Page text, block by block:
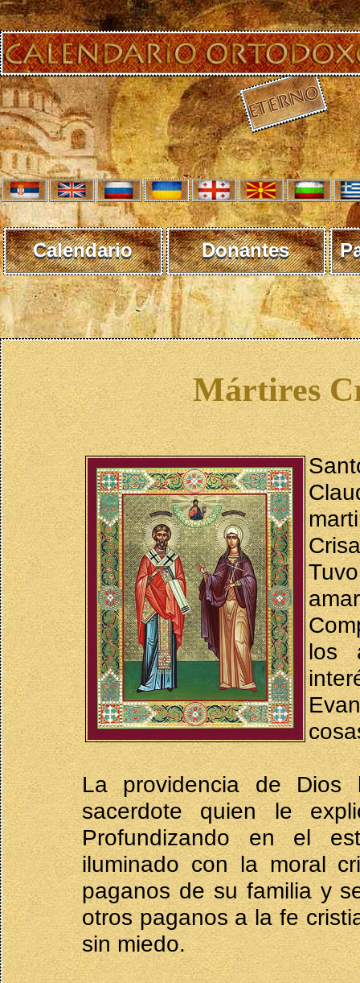
Calendario Donantes
Mártires
los
La providencia de Dios
sacerdote quien le
Profundizando en el
iluminado con la moral
paganos de su familia y
otros paganos a la fe
sin miedo.